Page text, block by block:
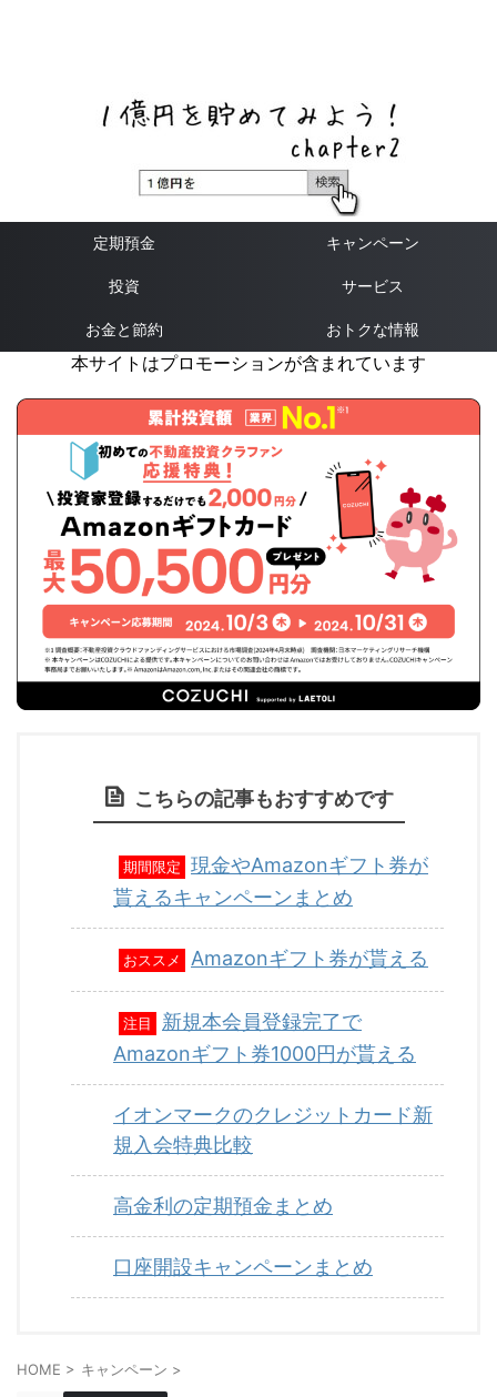
定期預金 キャンペーン
投資 サービス
お金と節約 おトクな情報
本サイトはプロモーションが含まれています
こちらの記事もおすすめです
期間限定
現金やAmazonギフト券が
貰えるキャンペーンまとめ
おススメ Amazonギフト券が貰える
注目
新規本会員登録完了で
Amazonギフト券1000円が貰える
イオンマークのクレジットカード新
規入会特典比較
高金利の定期預金まとめ
口座開設キャンペーンまとめ
HOME > キャンペーン >